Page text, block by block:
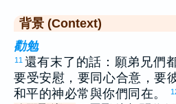
背景 (Context)
勸勉
11 還有末了的話：願弟兄們
要受安慰，要同心合意，要
和平的神必常與你們同在。